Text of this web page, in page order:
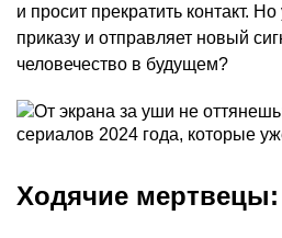
и просит прекратить контакт.
приказу и отправляет новый
человечество в будущем?
Ходячие